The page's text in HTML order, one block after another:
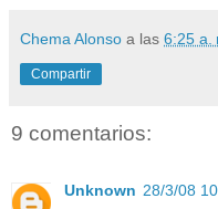
Chema Alonso a las 6:25 a.
Compartir
9 comentarios:
Unknown 28/3/08